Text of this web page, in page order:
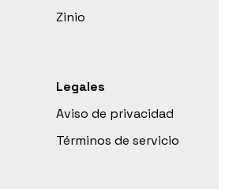
Zinio
Legales
Aviso de privacidad
Términos de servicio